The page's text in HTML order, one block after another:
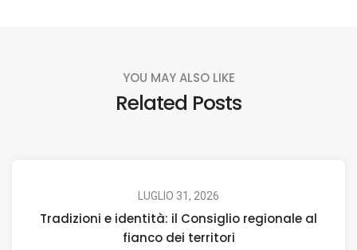
YOU MAY ALSO LIKE
Related Posts
LUGLIO 31, 2026
Tradizioni e identità: il Consiglio regionale al
fianco dei territori